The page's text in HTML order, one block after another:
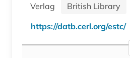
Verlag
British Library
https://datb.cerl.org/estc/